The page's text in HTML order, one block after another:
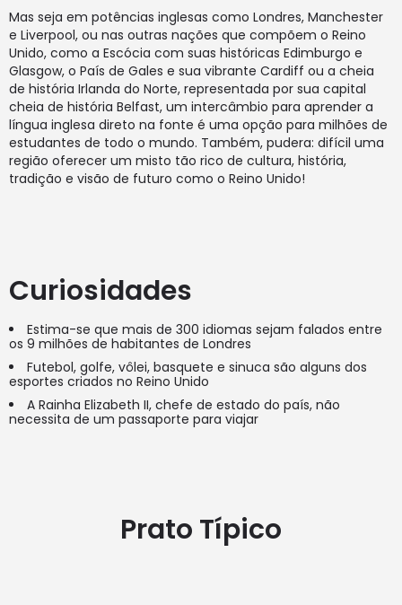
Mas seja em potências inglesas como Londres, Manchester
e Liverpool, ou nas outras nações que compõem o Reino
Unido, como a Escócia com suas históricas Edimburgo e
Glasgow, o País de Gales e sua vibrante Cardiff ou a cheia
de história Irlanda do Norte, representada por sua capital
cheia de história Belfast, um intercâmbio para aprender a
língua inglesa direto na fonte é uma opção para milhões de
estudantes de todo o mundo. Também, pudera: difícil uma
região oferecer um misto tão rico de cultura, história,
tradição e visão de futuro como o Reino Unido!
Curiosidades
Estima-se que mais de 300 idiomas sejam falados entre
os 9 milhões de habitantes de Londres
Futebol, golfe, vôlei, basquete e sinuca são alguns dos
esportes criados no Reino Unido
A Rainha Elizabeth II, chefe de estado do país, não
necessita de um passaporte para viajar
Prato Típico